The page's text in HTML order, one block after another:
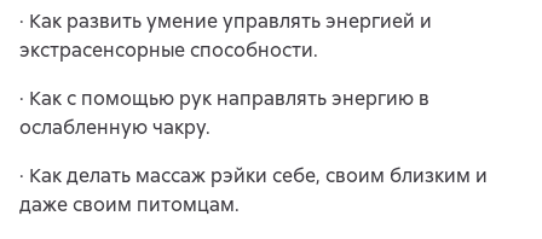
· Как развить умение управлять энергией и
экстрасенсорные способности.
· Как с помощью рук направлять энергию в
ослабленную чакру.
· Как делать массаж рэйки себе, своим близким и
даже своим питомцам.